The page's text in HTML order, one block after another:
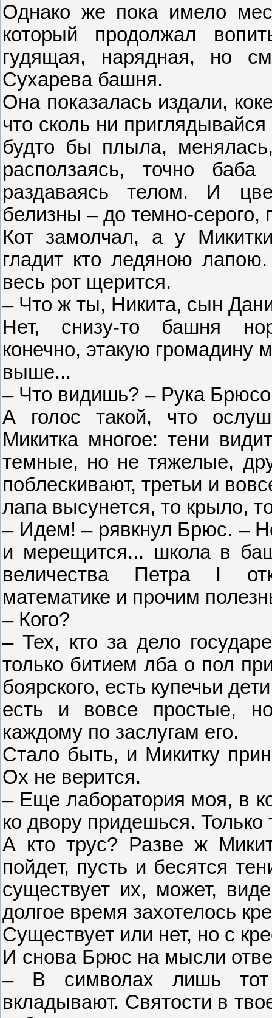
Однако же пока имело
который продолжал
гудящая, нарядная, но
Сухарева башня.
Она показалась издали,
что сколь ни
будто бы плыла,
расползаясь, точно
раздаваясь телом. И
белизны – до темно-серого,
Кот замолчал, а у
гладит кто ледяною
весь рот щерится.
– Что ж ты, Никита, сын
Нет, снизу-то башня
конечно, этакую громадину
выше...
– Что видишь? – Рука
А голос такой, что
Микитка многое: тени
темные, но не тяжелые,
поблескивают, третьи и
лапа высунется, то крыло,
– Идем! – рявкнул Брюс. –
и мерещится... школа в
величества Петра I
математике и прочим
– Кого?
– Тех, кто за дело
только битием лба о пол
боярского, есть купечьи
есть и вовсе простые,
каждому по заслугам его.
Стало быть, и Микитку
Ох не верится.
– Еще лаборатория моя, в
ко двору придешься.
А кто трус? Разве ж
пойдет, пусть и бесятся
существует их, может,
долгое время захотелось
Существует или нет, но с
И снова Брюс на мысли
– В символах лишь
вкладывают. Святости в